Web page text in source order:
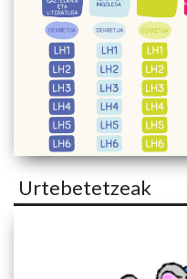
Urtebetetzeak